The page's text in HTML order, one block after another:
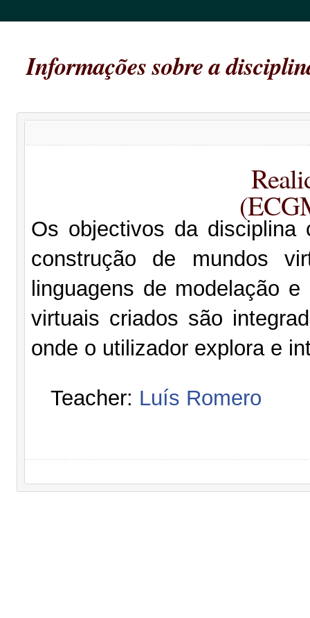
Informações sobre a
Os objectivos da disciplina
construção de mundos
linguagens de modelação
virtuais criados são
onde o utilizador explora e
Teacher: Luís Romero